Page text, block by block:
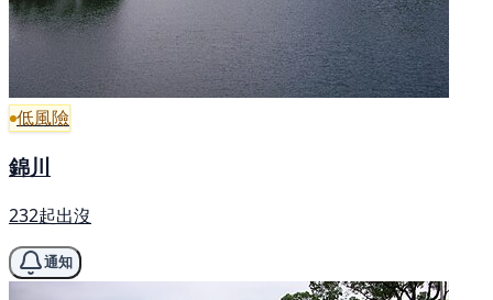
低風險
錦川
232起出沒
通知